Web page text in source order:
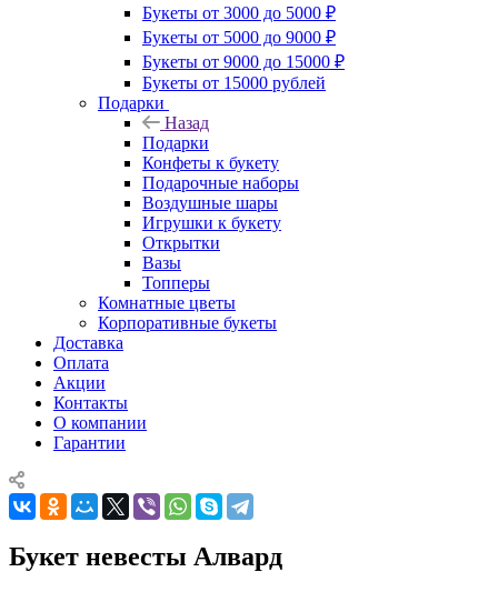
Букеты от 3000 до 5000 ₽
Букеты от 5000 до 9000 ₽
Букеты от 9000 до 15000 ₽
Букеты от 15000 рублей
Подарки
Назад
Подарки
Конфеты к букету
Подарочные наборы
Воздушные шары
Игрушки к букету
Открытки
Вазы
Топперы
Комнатные цветы
Корпоративные букеты
Доставка
Оплата
Акции
Контакты
О компании
Гарантии
Букет невесты Алвард